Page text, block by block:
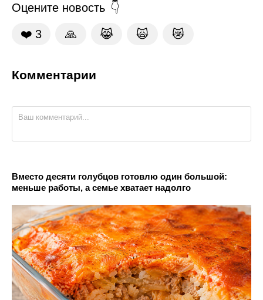
Оцените новость
❤️ 3 🙏 😹 🙀 😿
Комментарии
Вместо десяти голубцов готовлю один большой:
меньше работы, а семье хватает надолго